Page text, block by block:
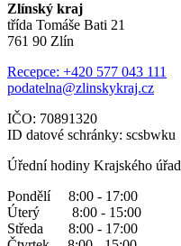
Zlínský kraj
třída Tomáše Bati 21
761 90 Zlín
Recepce: +420 577 043 111
podatelna@zlinskykraj.cz
IČO: 70891320
ID datové schránky: scsbwku
Úřední hodiny Krajského
Pondělí 8:00 - 17:00
Úterý 8:00 - 15:00
Středa 8:00 - 17:00